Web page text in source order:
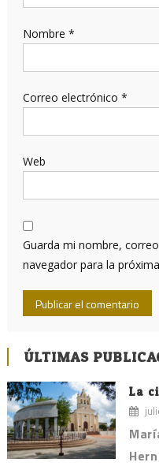
Nombre *
Correo electrónico *
Web
Guarda mi nombre,
navegador para la
ÚLTIMAS
La